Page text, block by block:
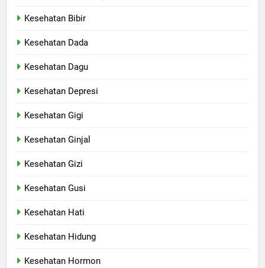
Kesehatan Bibir
Kesehatan Dada
Kesehatan Dagu
Kesehatan Depresi
Kesehatan Gigi
Kesehatan Ginjal
Kesehatan Gizi
Kesehatan Gusi
Kesehatan Hati
Kesehatan Hidung
Kesehatan Hormon